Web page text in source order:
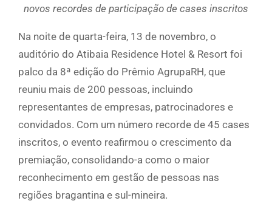
novos recordes de participação de cases inscritos
Na noite de quarta-feira, 13 de novembro, o
auditório do Atibaia Residence Hotel & Resort foi
palco da 8ª edição do Prêmio AgrupaRH, que
reuniu mais de 200 pessoas, incluindo
representantes de empresas, patrocinadores e
convidados. Com um número recorde de 45 cases
inscritos, o evento reafirmou o crescimento da
premiação, consolidando-a como o maior
reconhecimento em gestão de pessoas nas
regiões bragantina e sul-mineira.